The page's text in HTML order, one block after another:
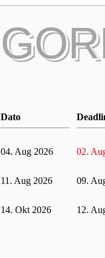
Dato
04. Aug 2026 02.
11. Aug 2026 09.
14. Okt 2026 12.